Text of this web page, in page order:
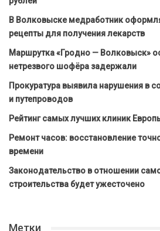
В Волковыске медработник
рецепты для получения лекарств
Маршрутка «Гродно — Волковыск»
нетрезвого шофёра задержали
Прокуратура выявила нарушения в
и путепроводов
Рейтинг самых лучших клиник
Ремонт часов: восстановление
времени
Законодательство в отношении
строительства будет ужесточено
Метки